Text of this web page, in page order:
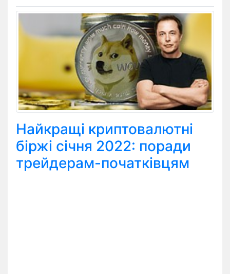
Найкращі криптовалютні
біржі січня 2022: поради
трейдерам-початківцям